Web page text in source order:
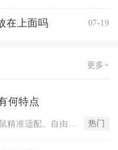
在上面吗 07-19
更多+
何特点
热门